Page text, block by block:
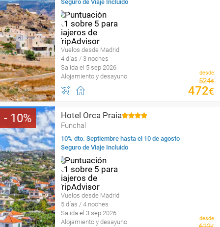
Seguro de Viaje Incluido
Vuelos desde Madrid
4 días / 3 noches
Salida el 5 sep 2026
Alojamiento y desayuno
desde
524€
472€
10 Hotel Orca Praia
Funchal
10% dto. Septiembre hasta el 10 de agosto
Seguro de Viaje Incluido
Vuelos desde Madrid
5 días / 4 noches
Salida el 3 sep 2026
Alojamiento y desayuno
desde